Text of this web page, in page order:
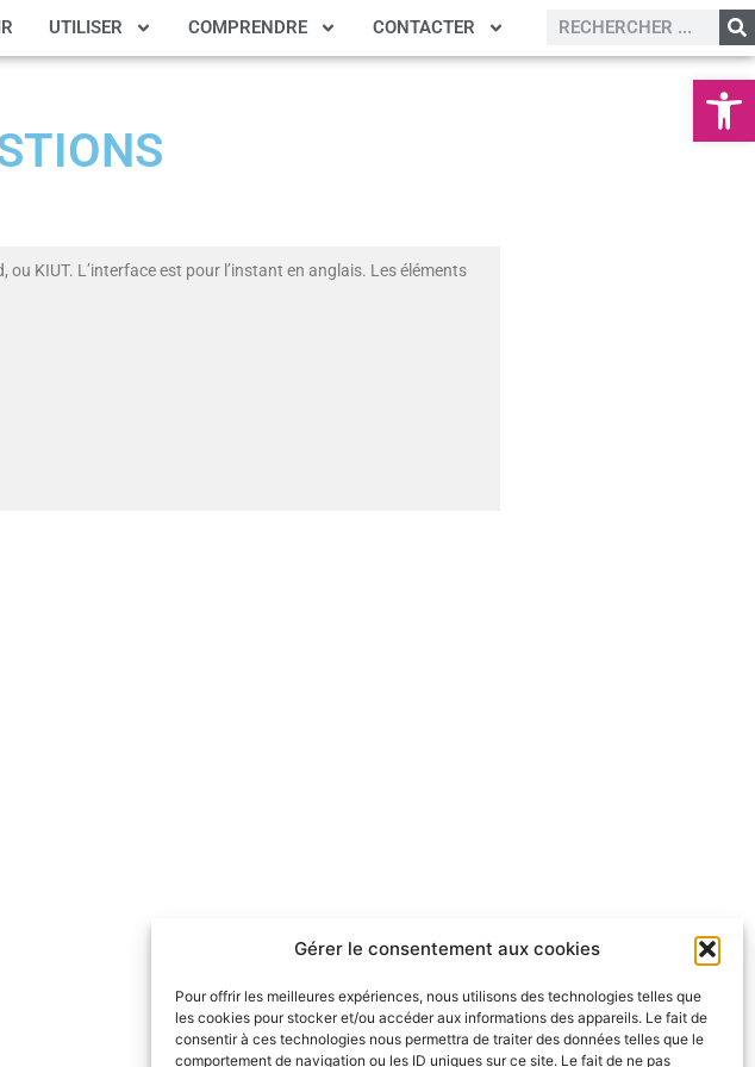
Ouvrir
Gérer le consentement aux cookies
Pour offrir les meilleures expériences, nous utilisons des technologies telles que
les cookies pour stocker et/ou accéder aux informations des appareils. Le fait de
consentir à ces technologies nous permettra de traiter des données telles que le
comportement de navigation ou les ID uniques sur ce site. Le fait de ne pas
UTILISER COMPRENDRE CONTACTER
KIUT. L’interface est pour l’instant en anglais. Les éléments